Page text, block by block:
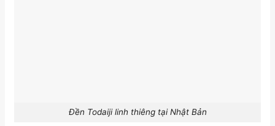
Đền Todaiji linh thiêng tại Nhật Bản